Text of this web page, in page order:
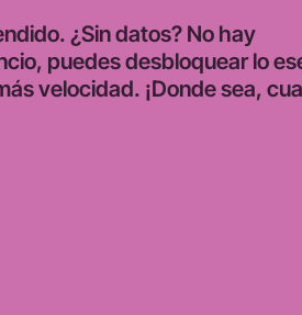
¿Sin datos? No hay
puedes desbloquear lo
velocidad. ¡Donde sea,